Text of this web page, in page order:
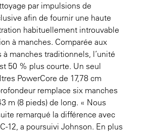
par impulsions de
afin de fournir une haute
habituellement introuvable
à manches. Comparée aux
manches traditionnels, l’unité
50 % plus courte. Un seul
PowerCore de 17,78 cm
remplace six manches
m (8 pieds) de long. « Nous
remarqué la différence avec
12, a poursuivi Johnson. En plus